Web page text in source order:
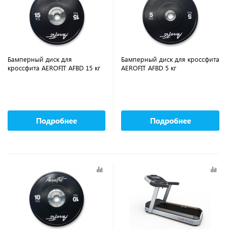
Бамперный диск для
кроссфита AEROFIT AFBD 15 кг
Подробнее
Бамперный диск для кроссфита
AEROFIT AFBD 5 кг
Подробнее